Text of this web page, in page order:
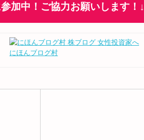
加中！ご協力お願いします！↓
にほんブログ村